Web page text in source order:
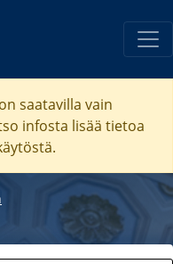
saatavilla vain
infosta lisää tietoa